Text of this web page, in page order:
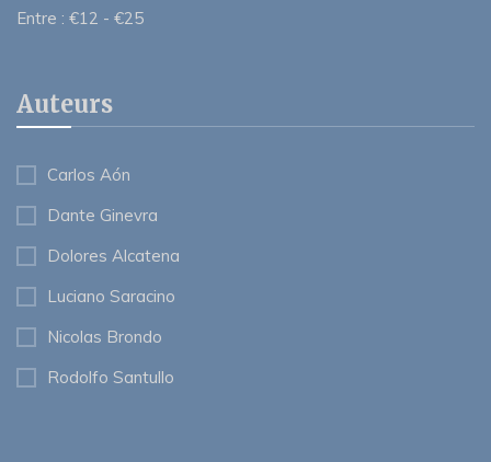
Entre : €12 - €25
Auteurs
Carlos Aón
Dante Ginevra
Dolores Alcatena
Luciano Saracino
Nicolas Brondo
Rodolfo Santullo